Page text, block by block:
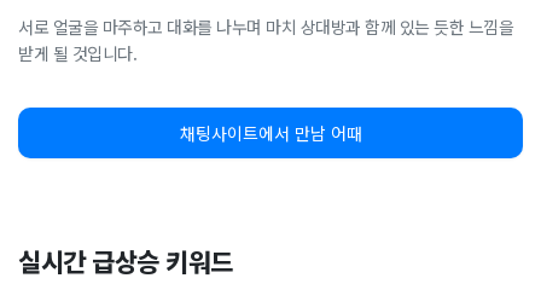
서로 얼굴을 마주하고 대화를 나누며 마치 상대방과 함께 있는 듯한 느낌을
받게 될 것입니다.
채팅사이트에서 만남 어때
실시간 급상승 키워드